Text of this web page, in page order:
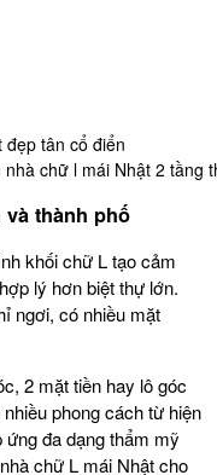
chữ l mái Nhật 2 tầng
thành phố
khối chữ L tạo cảm
lý hơn biệt thự lớn.
ngơi, có nhiều mặt
2 mặt tiền hay lô góc
phong cách từ hiện
ứng đa dạng thẩm mỹ
chữ L mái Nhật cho